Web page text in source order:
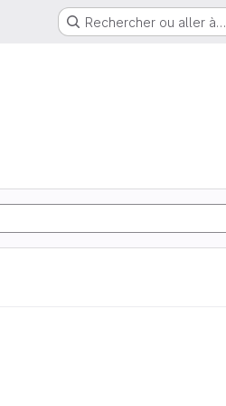
Rechercher ou aller à…